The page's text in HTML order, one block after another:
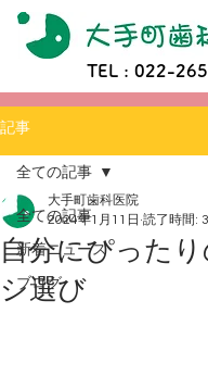
TEL : 022-
記事
全ての記事
新着ニュース
ブログ
全ての記事
自分にぴった
シ選び
大手町歯科医院
2024年1月11日 読了時間: